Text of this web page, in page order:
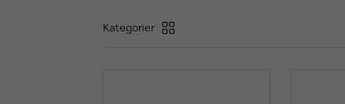
Kategorier